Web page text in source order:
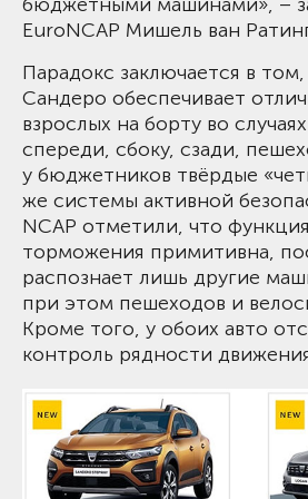
EuroNCAP Мишель ван
Парадокс заключается в
Сандеро обеспечивает
взрослых на борту во
спереди, сбоку, сзади,
у бюджетников твёрдые
же системы активной
NCAP отметили, что
торможения примитивна,
распознает лишь другие
при этом пешеходов и
Кроме того, у обоих авто
контроль рядности